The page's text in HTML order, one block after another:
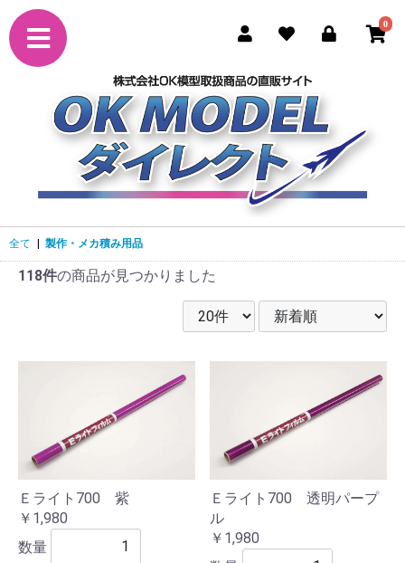
0
全て 製作・メカ積み用品
118件の商品が見つかりました
Ｅライト700 紫
￥1,980
数量
Ｅライト700 透明パープ
ル
￥1,980